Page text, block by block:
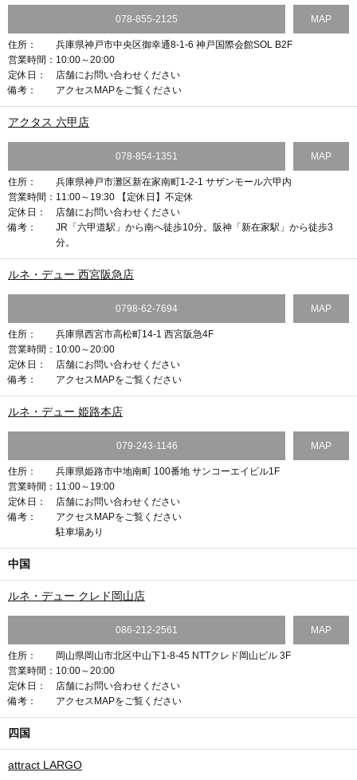
078-855-2125 MAP
住所：
兵庫県神戸市中央区御幸通8-1-6 神戸国際会館SOL B2F
営業時間： 10:00～20:00
定休日：
店舗にお問い合わせください
備考：
アクセスMAPをご覧ください
アクタス 六甲店
078-854-1351 MAP
住所：
兵庫県神戸市灘区新在家南町1-2-1 サザンモール六甲内
営業時間： 11:00～19:30 【定休日】不定休
定休日：
店舗にお問い合わせください
備考：
JR「六甲道駅」から南へ徒歩10分。阪神「新在家駅」から徒歩3
分。
ルネ・デュー 西宮阪急店
0798-62-7694 MAP
住所：
兵庫県西宮市高松町14-1 西宮阪急4F
営業時間： 10:00～20:00
定休日：
店舗にお問い合わせください
備考：
アクセスMAPをご覧ください
ルネ・デュー 姫路本店
079-243-1146 MAP
住所：
兵庫県姫路市中地南町 100番地 サンコーエイビル1F
営業時間： 11:00～19:00
定休日：
店舗にお問い合わせください
備考：
アクセスMAPをご覧ください
駐車場あり
中国
ルネ・デュー クレド岡山店
086-212-2561 MAP
住所：
岡山県岡山市北区中山下1-8-45 NTTクレド岡山ビル 3F
営業時間： 10:00～20:00
定休日：
店舗にお問い合わせください
備考：
アクセスMAPをご覧ください
四国
attract LARGO